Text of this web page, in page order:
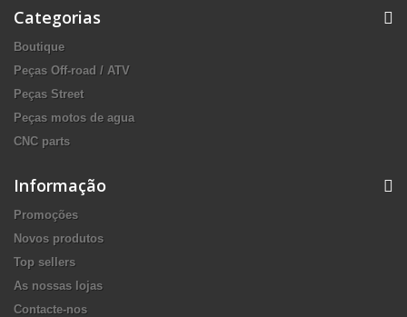
Categorias
Boutique
Peças Off-road / ATV
Peças Street
Peças motos de agua
CNC parts
Informação
Promoções
Novos produtos
Top sellers
As nossas lojas
Contacte-nos